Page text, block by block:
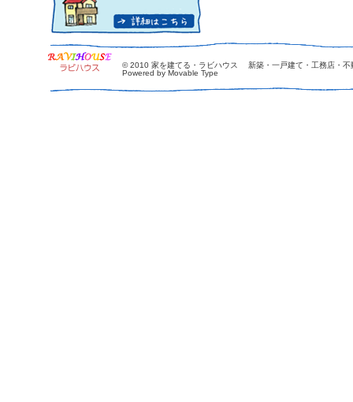
© 2010 家を建てる・ラビハウス 新築・一戸建て・工務店・不
Powered by Movable Type